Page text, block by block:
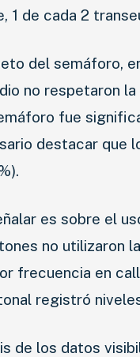
1 de cada 2
del semáforo,
no respetaron
fue
destacar que
es sobre el
no utilizaron
frecuencia en
registró
de los datos